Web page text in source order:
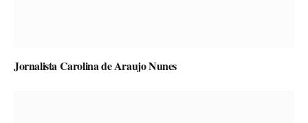
Jornalista Carolina de Araujo Nunes